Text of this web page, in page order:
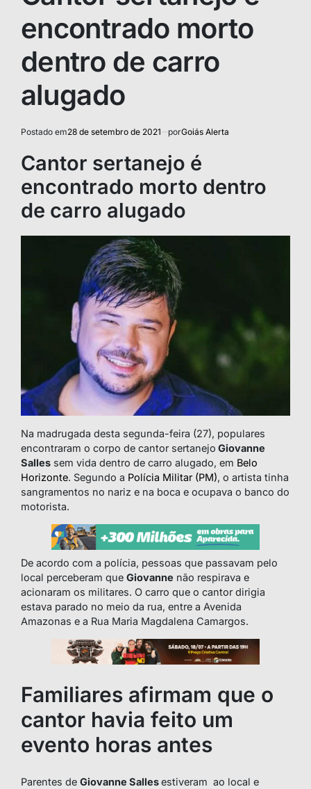
encontrado morto
dentro de carro
alugado
Postado em28 de setembro de 2021 porGoiás Alerta
Cantor sertanejo é
encontrado morto dentro
de carro alugado
Na madrugada desta segunda-feira (27), populares
encontraram o corpo de cantor sertanejo Giovanne
Salles sem vida dentro de carro alugado, em Belo
Horizonte. Segundo a Polícia Militar (PM), o artista tinha
sangramentos no nariz e na boca e ocupava o banco do
motorista.
De acordo com a polícia, pessoas que passavam pelo
local perceberam que Giovanne não respirava e
acionaram os militares. O carro que o cantor dirigia
estava parado no meio da rua, entre a Avenida
Amazonas e a Rua Maria Magdalena Camargos.
Familiares afirmam que o
cantor havia feito um
evento horas antes
Parentes de Giovanne Sallesestiveram ao local e